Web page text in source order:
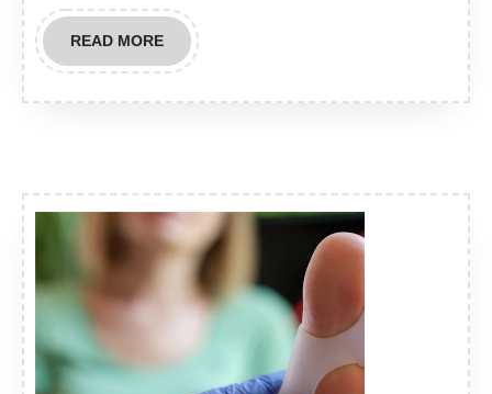
READ MOREREAD
MORE